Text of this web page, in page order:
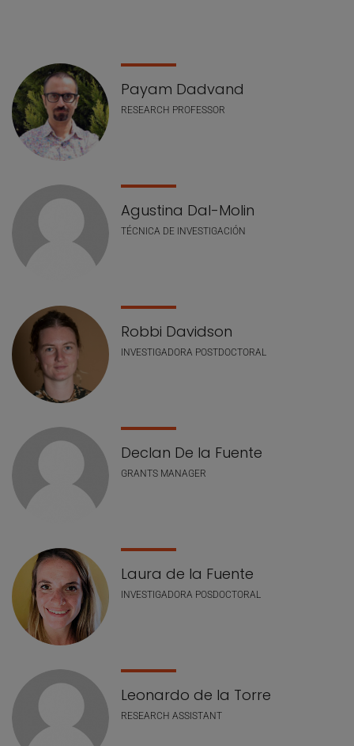
Lista de personal
Payam Dadvand
RESEARCH PROFESSOR
Agustina Dal-Molin
TÉCNICA DE INVESTIGACIÓN
Robbi Davidson
INVESTIGADORA POSTDOCTORAL
Declan De la Fuente
GRANTS MANAGER
Laura de la Fuente
INVESTIGADORA POSDOCTORAL
Leonardo de la Torre
RESEARCH ASSISTANT